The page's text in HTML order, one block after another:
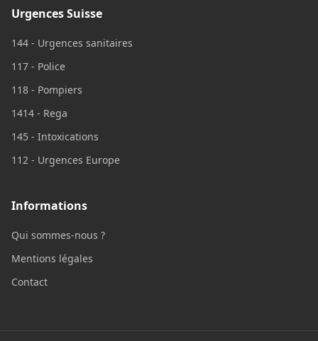
Urgences Suisse
144 - Urgences sanitaires
117 - Police
118 - Pompiers
1414 - Rega
145 - Intoxications
112 - Urgences Europe
Informations
Qui sommes-nous ?
Mentions légales
Contact